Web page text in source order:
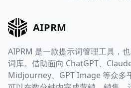
AIPRM
AIPRM 是一款提示词管理工具，
词库。借助面向 ChatGPT、
Midjourney、GPT Image 等众多